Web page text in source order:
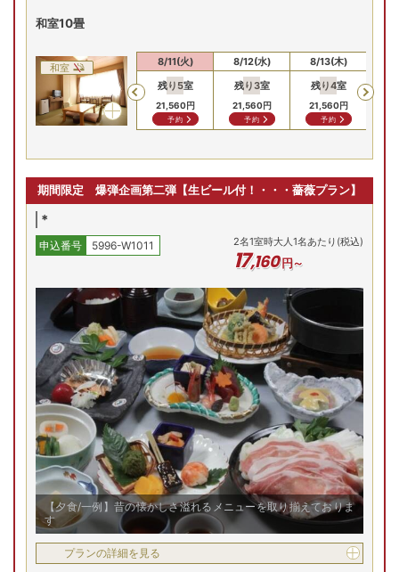
和室10畳
和室
Previous
8/9(日)
円
問合せ
8/10(月)
19,360円
問合せ
8/11(火)
残り 5室
21,560円
予約
8/12(水)
残り3室
21,560円
予約
8/13(木)
残り4室
21,560円
予約
期間限定 爆弾企画第二弾【生ビール付！・・・薔薇プラン】
*
申込番号 5996-W1011 2名1室時大人1名あたり(税込)
17,160円～
【夕食/一例】昔の懐かしさ溢れるメニューを取り揃えておりま
す
プランの詳細を見る